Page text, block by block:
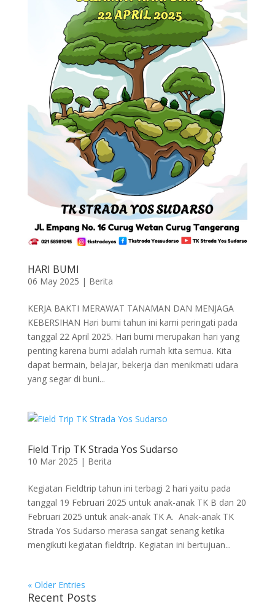
HARI BUMI
06 May 2025 | Berita
KERJA BAKTI MERAWAT TANAMAN DAN MENJAGA
KEBERSIHAN Hari bumi tahun ini kami peringati pada
tanggal 22 April 2025. Hari bumi merupakan hari yang
penting karena bumi adalah rumah kita semua. Kita
dapat bermain, belajar, bekerja dan menikmati udara
yang segar di buni...
Field Trip TK Strada Yos Sudarso
10 Mar 2025 | Berita
Kegiatan Fieldtrip tahun ini terbagi 2 hari yaitu pada
tanggal 19 Februari 2025 untuk anak-anak TK B dan 20
Februari 2025 untuk anak-anak TK A. Anak-anak TK
Strada Yos Sudarso merasa sangat senang ketika
mengikuti kegiatan fieldtrip. Kegiatan ini bertujuan...
« Older Entries
Recent Posts